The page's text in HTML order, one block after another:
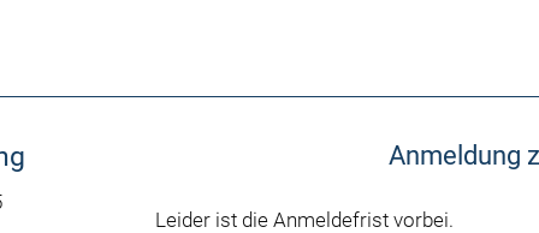
Anmeldung
Leider ist die Anmeldefrist vorbei.